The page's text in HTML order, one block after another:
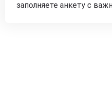
заполняете анкету с